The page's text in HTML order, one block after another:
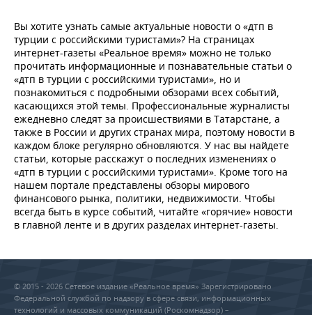
Вы хотите узнать самые актуальные новости о «дтп в
турции с российскими туристами»? На страницах
интернет-газеты «Реальное время» можно не только
прочитать информационные и познавательные статьи о
«дтп в турции с российскими туристами», но и
познакомиться с подробными обзорами всех событий,
касающихся этой темы. Профессиональные журналисты
ежедневно следят за происшествиями в Татарстане, а
также в России и других странах мира, поэтому новости в
каждом блоке регулярно обновляются. У нас вы найдете
статьи, которые расскажут о последних изменениях о
«дтп в турции с российскими туристами». Кроме того на
нашем портале представлены обзоры мирового
финансового рынка, политики, недвижимости. Чтобы
всегда быть в курсе событий, читайте «горячие» новости
в главной ленте и в других разделах интернет-газеты.
© 2015 - 2026 Сетевое издание «Реальное время» Зарегистрировано
Федеральной службой по надзору в сфере связи, информационных
технологий и массовых коммуникаций (Роскомнадзор) –